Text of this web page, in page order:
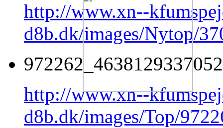
http://www.xn--
d8b.dk/images/Nytop/
http://www.xn--
d8b.dk/images/Top/